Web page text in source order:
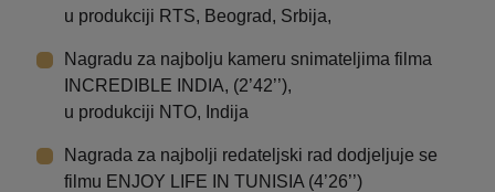
u produkciji RTS, Beograd, Srbija,
Nagradu za najbolju kameru snimateljima filma
INCREDIBLE INDIA, (2’42’’),
u produkciji NTO, Indija
Nagrada za najbolji redateljski rad dodjeljuje se
filmu ENJOY LIFE IN TUNISIA (4’26’’)